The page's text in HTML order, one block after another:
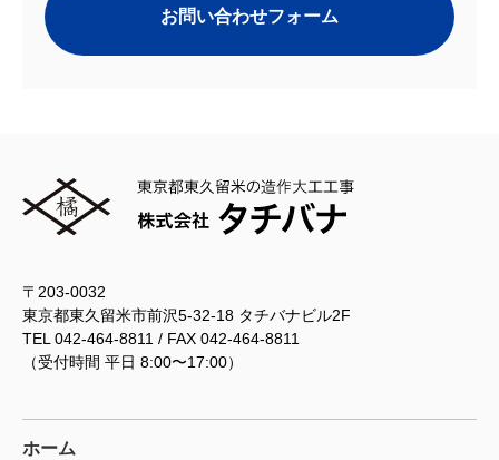
お問い合わせフォーム
〒203-0032
東京都東久留米市前沢5-32-18 タチバナビル2F
TEL 042-464-8811 / FAX 042-464-8811
（受付時間 平日 8:00〜17:00）
ホーム